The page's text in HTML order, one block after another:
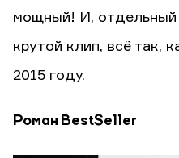
мощный! И, отдельный
крутой клип, всё так,
2015 году.
Роман BestSeller